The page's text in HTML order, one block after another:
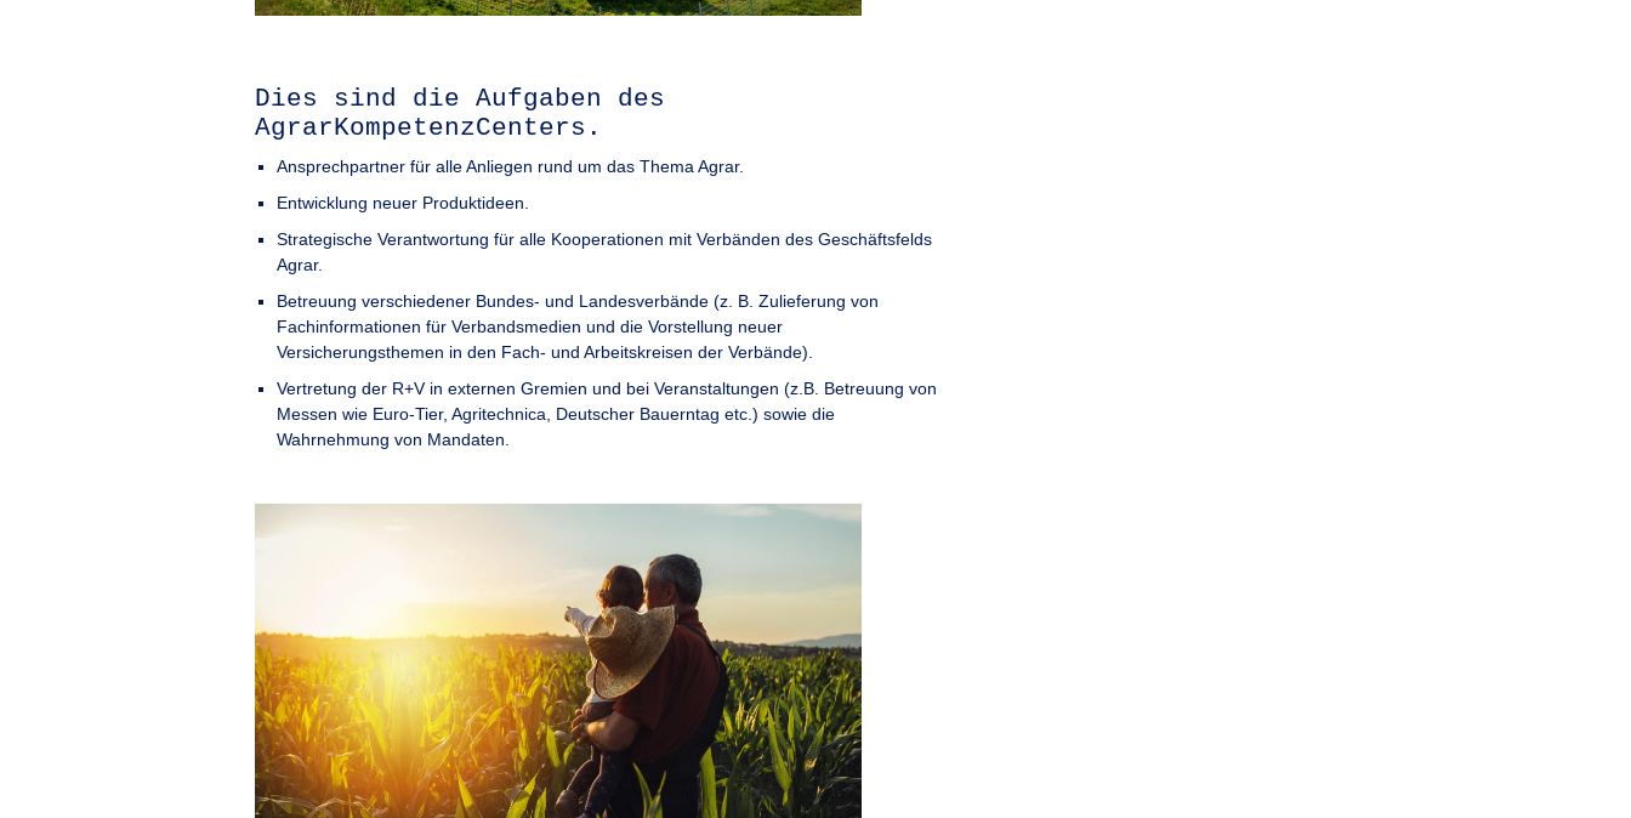
Dies sind die Aufgaben des
AgrarKompetenzCenters.
Ansprechpartner für alle Anliegen rund um das Thema Agrar.
Entwicklung neuer Produktideen.
Strategische Verantwortung für alle Kooperationen mit Verbänden des Geschäftsfelds
Agrar.
Betreuung verschiedener Bundes- und Landesverbände (z. B. Zulieferung von
Fachinformationen für Verbandsmedien und die Vorstellung neuer
Versicherungsthemen in den Fach- und Arbeitskreisen der Verbände).
Vertretung der R+V in externen Gremien und bei Veranstaltungen (z.B. Betreuung von
Messen wie Euro-Tier, Agritechnica, Deutscher Bauerntag etc.) sowie die
Wahrnehmung von Mandaten.